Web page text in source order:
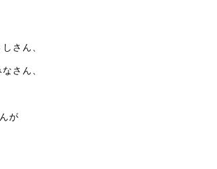
さん、
さん、
が